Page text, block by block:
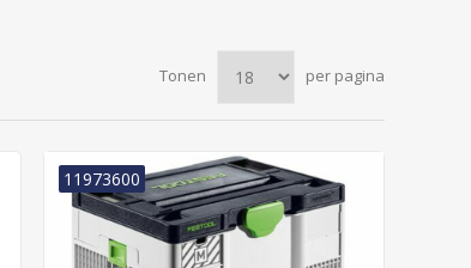
Tonen per pagina
11973600